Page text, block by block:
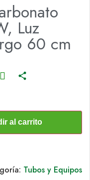
Luz
60 cm
al carrito
Tubos y Equipos